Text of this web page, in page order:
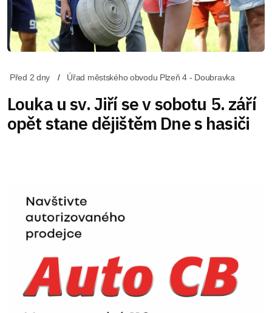
Před 2 dny Úřad městského obvodu Plzeň 4 - Doubravka
Louka u sv. Jiří se v sobotu 5. září
opět stane dějištěm Dne s hasiči